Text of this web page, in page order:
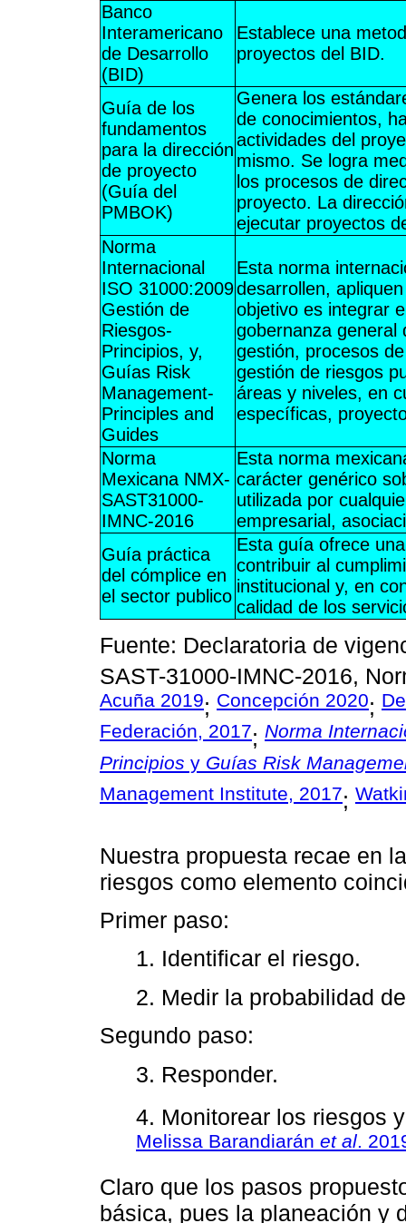
Banco
Interamericano
de Desarrollo
(BID)
Establece una
proyectos del BID.
Guía de los
fundamentos
para la dirección
de proyecto
(Guía del
PMBOK)
Genera los
de conocimientos,
actividades del
mismo. Se logra
los procesos de
proyecto. La
ejecutar proyectos
Norma
Internacional
ISO 31000:2009
Gestión de
Riesgos-
Principios, y,
Guías Risk
Management-
Principles and
Guides
Esta norma
desarrollen,
objetivo es integrar
gobernanza general
gestión, procesos
gestión de riesgos
áreas y niveles, en
específicas,
Norma
Mexicana NMX-
SAST31000-
IMNC-2016
Esta norma
carácter genérico
utilizada por
empresarial,
Guía práctica
del cómplice en
el sector publico
Esta guía ofrece
contribuir al
institucional y, en
calidad de los
Fuente: Declaratoria de
SAST-31000-IMNC-2016,
Acuña 2019; Concepción 2020;
Federación, 2017; Norma
Principios y Guías Risk
Management Institute, 2017;
Nuestra propuesta recae en
riesgos como elemento
Primer paso:
1. Identificar el riesgo.
2. Medir la probabilidad
Segundo paso:
3. Responder.
4. Monitorear los riesgos
Melissa Barandiarán et al.
Claro que los pasos
básica, pues la planeación y